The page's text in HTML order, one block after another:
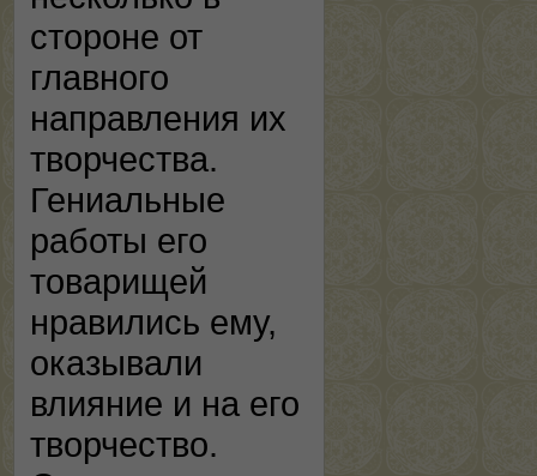
стороне от
главного
направления их
творчества.
Гениальные
работы его
товарищей
нравились ему,
оказывали
влияние и на его
творчество.